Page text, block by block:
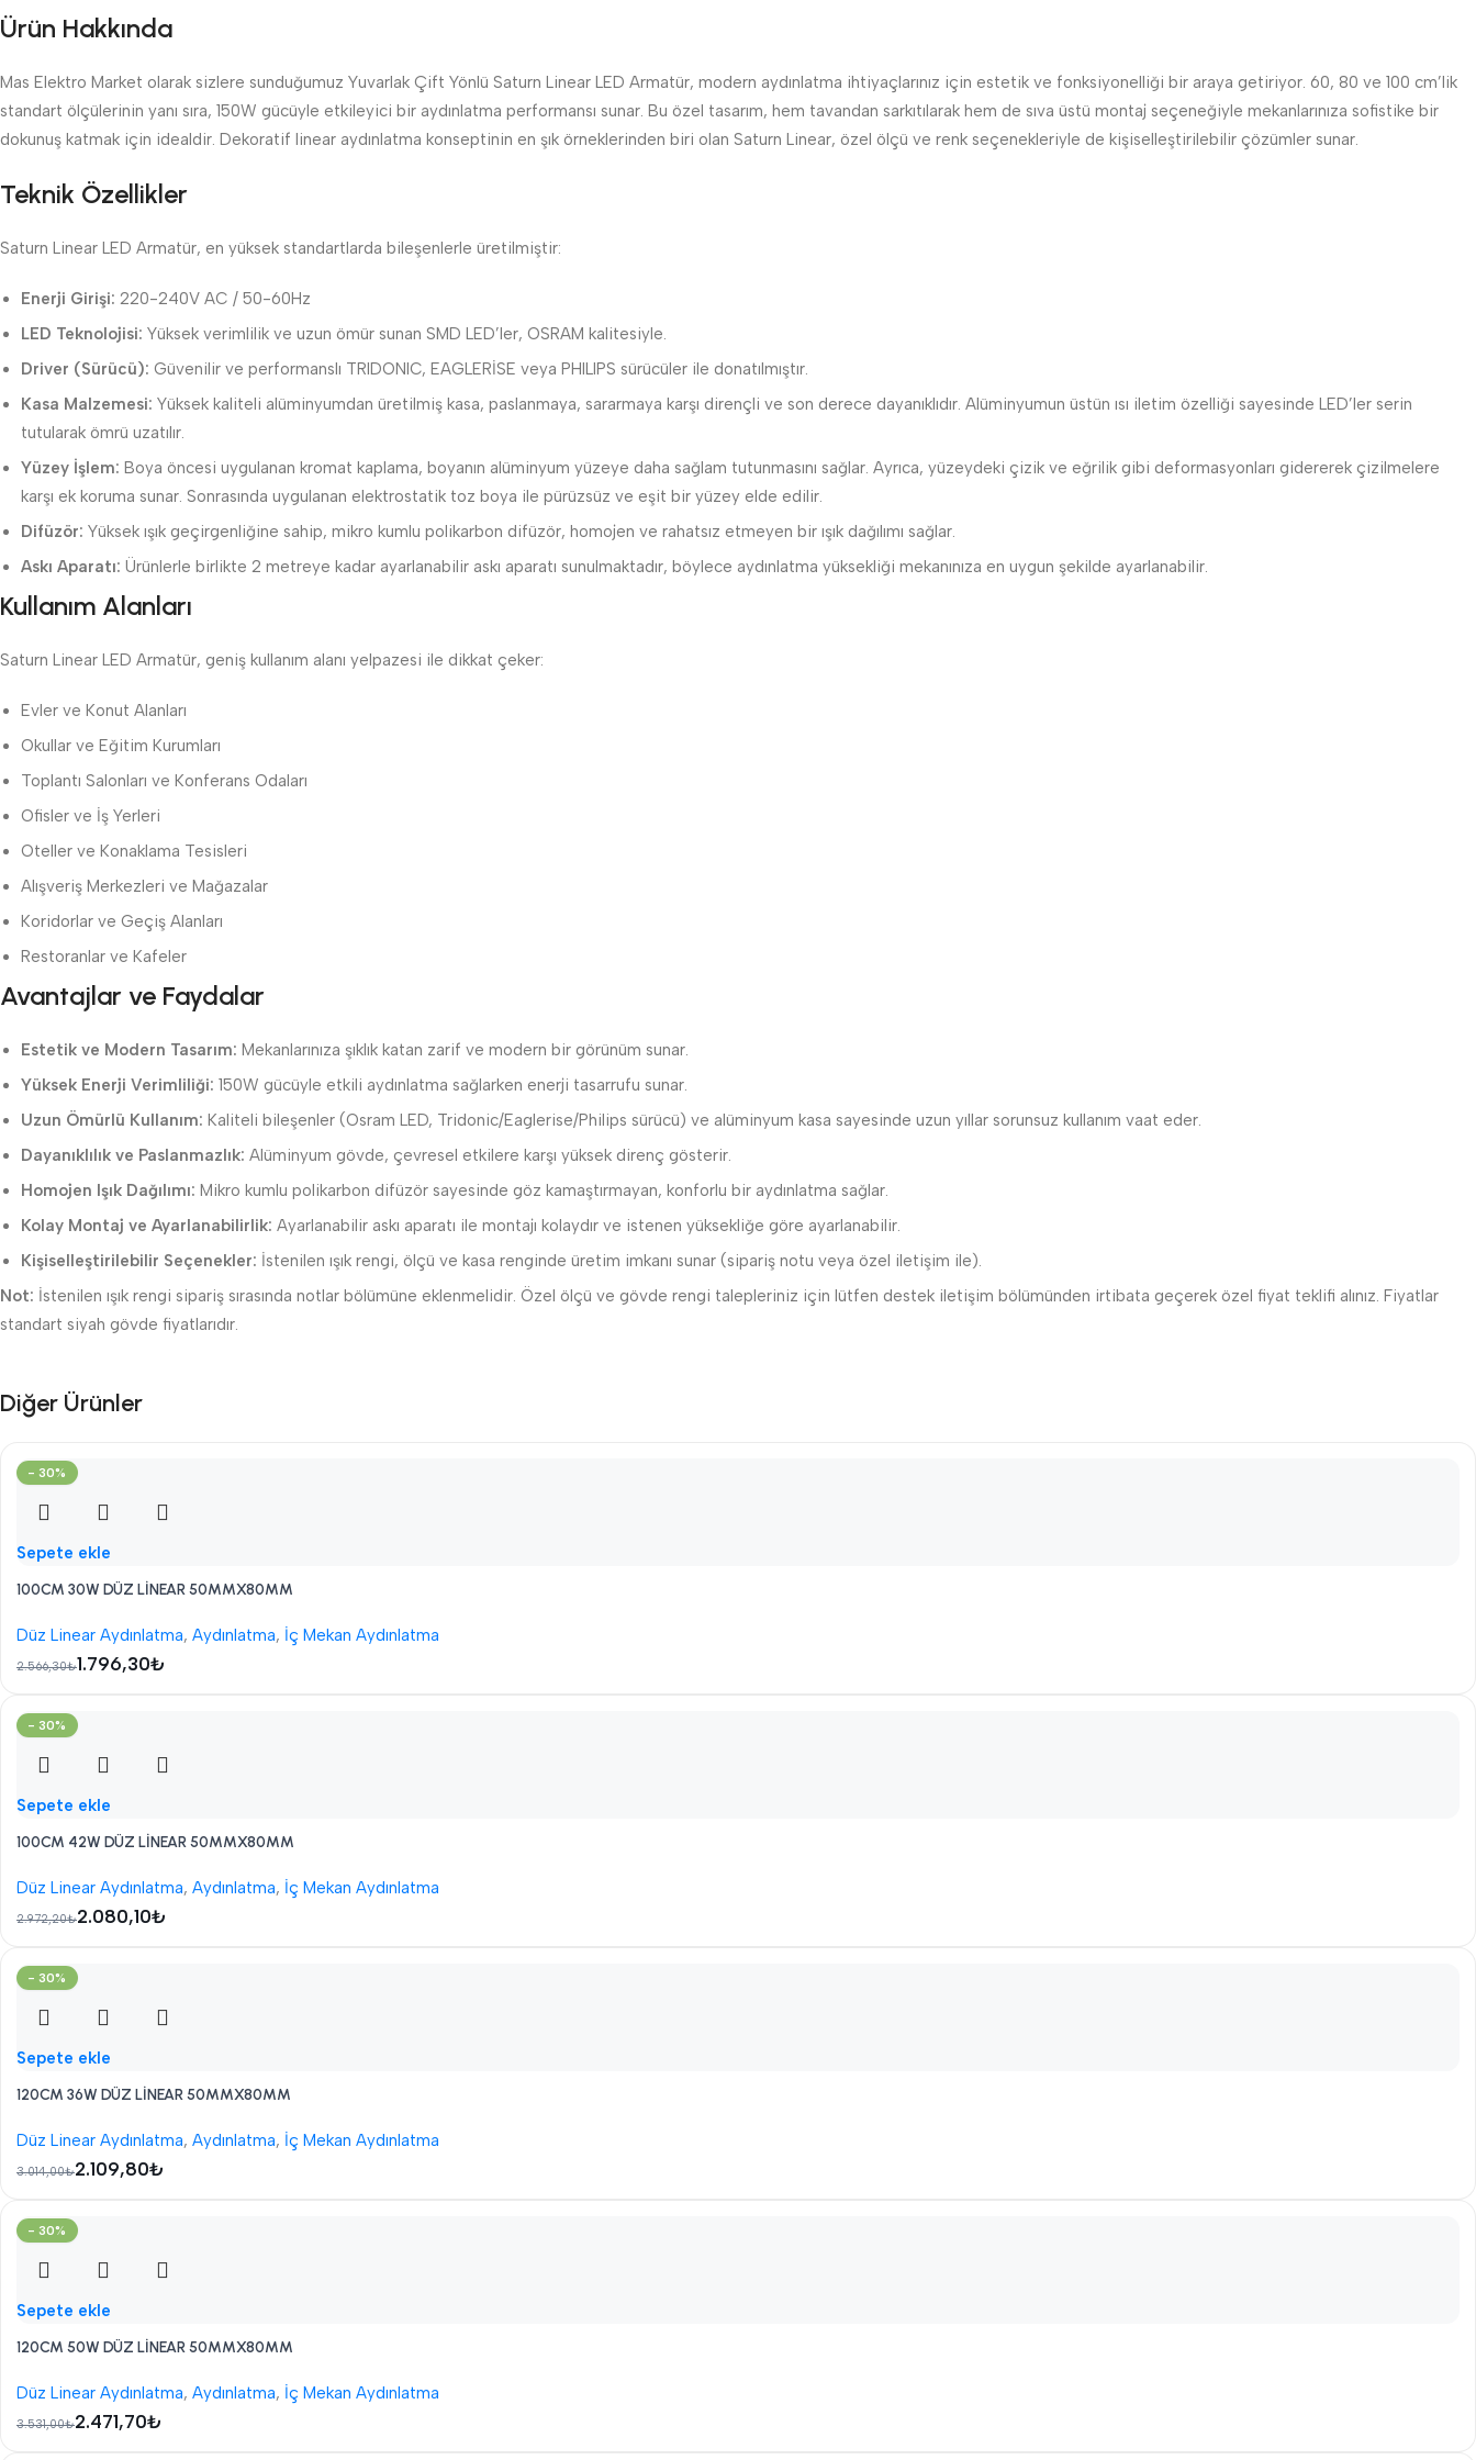
Ürün Hakkında
Mas Elektro Market olarak sizlere sunduğumuz Yuvarlak Çift Yönlü Saturn Linear LED Armatür, modern aydınlatma ihtiyaçlarınız için estetik ve fonksiyonelliği bir araya getiriyor. 60, 80 ve 100 cm’lik
standart ölçülerinin yanı sıra, 150W gücüyle etkileyici bir aydınlatma performansı sunar. Bu özel tasarım, hem tavandan sarkıtılarak hem de sıva üstü montaj seçeneğiyle mekanlarınıza sofistike bir
dokunuş katmak için idealdir. Dekoratif linear aydınlatma konseptinin en şık örneklerinden biri olan Saturn Linear, özel ölçü ve renk seçenekleriyle de kişiselleştirilebilir çözümler sunar.
Teknik Özellikler
Saturn Linear LED Armatür, en yüksek standartlarda bileşenlerle üretilmiştir:
Enerji Girişi: 220-240V AC / 50-60Hz
LED Teknolojisi: Yüksek verimlilik ve uzun ömür sunan SMD LED’ler, OSRAM kalitesiyle.
Driver (Sürücü): Güvenilir ve performanslı TRIDONIC, EAGLERİSE veya PHILIPS sürücüler ile donatılmıştır.
Kasa Malzemesi: Yüksek kaliteli alüminyumdan üretilmiş kasa, paslanmaya, sararmaya karşı dirençli ve son derece dayanıklıdır. Alüminyumun üstün ısı iletim özelliği sayesinde LED’ler serin
tutularak ömrü uzatılır.
Yüzey İşlem: Boya öncesi uygulanan kromat kaplama, boyanın alüminyum yüzeye daha sağlam tutunmasını sağlar. Ayrıca, yüzeydeki çizik ve eğrilik gibi deformasyonları gidererek çizilmelere
karşı ek koruma sunar. Sonrasında uygulanan elektrostatik toz boya ile pürüzsüz ve eşit bir yüzey elde edilir.
Difüzör: Yüksek ışık geçirgenliğine sahip, mikro kumlu polikarbon difüzör, homojen ve rahatsız etmeyen bir ışık dağılımı sağlar.
Askı Aparatı: Ürünlerle birlikte 2 metreye kadar ayarlanabilir askı aparatı sunulmaktadır, böylece aydınlatma yüksekliği mekanınıza en uygun şekilde ayarlanabilir.
Kullanım Alanları
Saturn Linear LED Armatür, geniş kullanım alanı yelpazesi ile dikkat çeker:
Evler ve Konut Alanları
Okullar ve Eğitim Kurumları
Toplantı Salonları ve Konferans Odaları
Ofisler ve İş Yerleri
Oteller ve Konaklama Tesisleri
Alışveriş Merkezleri ve Mağazalar
Koridorlar ve Geçiş Alanları
Restoranlar ve Kafeler
Avantajlar ve Faydalar
Estetik ve Modern Tasarım: Mekanlarınıza şıklık katan zarif ve modern bir görünüm sunar.
Yüksek Enerji Verimliliği: 150W gücüyle etkili aydınlatma sağlarken enerji tasarrufu sunar.
Uzun Ömürlü Kullanım: Kaliteli bileşenler (Osram LED, Tridonic/Eaglerise/Philips sürücü) ve alüminyum kasa sayesinde uzun yıllar sorunsuz kullanım vaat eder.
Dayanıklılık ve Paslanmazlık: Alüminyum gövde, çevresel etkilere karşı yüksek direnç gösterir.
Homojen Işık Dağılımı: Mikro kumlu polikarbon difüzör sayesinde göz kamaştırmayan, konforlu bir aydınlatma sağlar.
Kolay Montaj ve Ayarlanabilirlik: Ayarlanabilir askı aparatı ile montajı kolaydır ve istenen yüksekliğe göre ayarlanabilir.
Kişiselleştirilebilir Seçenekler: İstenilen ışık rengi, ölçü ve kasa renginde üretim imkanı sunar (sipariş notu veya özel iletişim ile).
Not: İstenilen ışık rengi sipariş sırasında notlar bölümüne eklenmelidir. Özel ölçü ve gövde rengi talepleriniz için lütfen destek iletişim bölümünden irtibata geçerek özel fiyat teklifi alınız. Fiyatlar
standart siyah gövde fiyatlarıdır.
Diğer Ürünler
- 30%
Sepete ekle
100CM 30W DÜZ LİNEAR 50MMX80MM
Düz Linear Aydınlatma, Aydınlatma, İç Mekan Aydınlatma
2.566,30₺1.796,30₺
- 30%
Sepete ekle
100CM 42W DÜZ LİNEAR 50MMX80MM
Düz Linear Aydınlatma, Aydınlatma, İç Mekan Aydınlatma
2.972,20₺2.080,10₺
- 30%
Sepete ekle
120CM 36W DÜZ LİNEAR 50MMX80MM
Düz Linear Aydınlatma, Aydınlatma, İç Mekan Aydınlatma
3.014,00₺2.109,80₺
- 30%
Sepete ekle
120CM 50W DÜZ LİNEAR 50MMX80MM
Düz Linear Aydınlatma, Aydınlatma, İç Mekan Aydınlatma
3.531,00₺2.471,70₺